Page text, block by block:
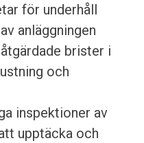
för underhåll
anläggningen
brister i
och
inspektioner av
upptäcka och